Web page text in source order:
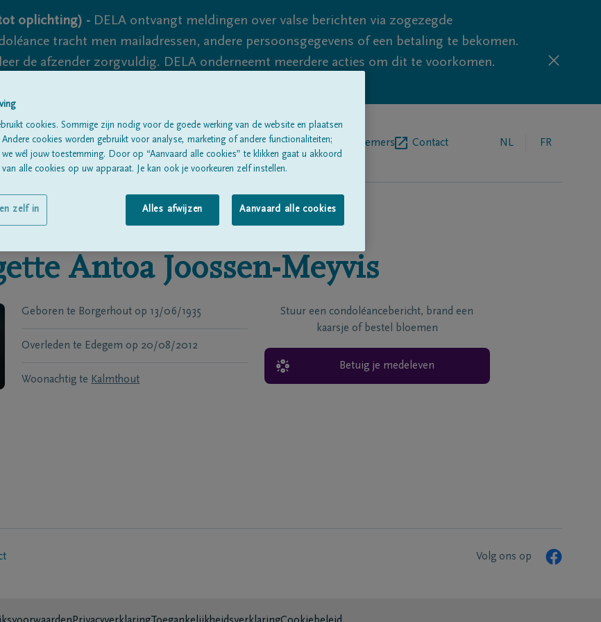
oplichting) - DELA ontvangt meldingen over valse berichten via zogezegde
tracht men mailadressen, andere persoonsgegevens of een betaling te bekomen.
de afzender zorgvuldig. DELA onderneemt meerdere acties om dit te voorkomen.
volledig uit te sluiten, dus blijf waakzaam.
Alle rouwberichten Over onsBegrafenisondernemers Contact NL FR
Antoa Joossen-Meyvis
Geboren te Borgerhout op 13/06/1935
Overleden te Edegem op 20/08/2012
Woonachtig te Kalmthout
Stuur een condoléancebericht, brand een
kaarsje of bestel bloemen
Betuig je medeleven
Volg ons op
cookies. Sommige zijn nodig voor de goede werking van de website en plaatsen
cookies worden gebruikt voor analyse, marketing of andere functionaliteiten;
wél jouw toestemming. Door op “Aanvaard alle cookies” te klikken gaat u akkoord
alle cookies op uw apparaat. Je kan ook je voorkeuren zelf instellen.
Alles afwijzen Aanvaard alle cookies
zelf in